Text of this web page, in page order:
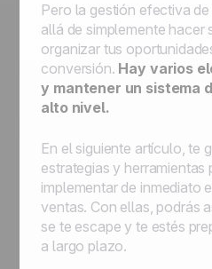
Pero la gestión efectiva
allá de simplemente hacer
organizar tus
conversión. Hay varios
y mantener un sistema
alto nivel.
En el siguiente artículo, te
estrategias y herramientas
implementar de inmediato
ventas. Con ellas, podrás
se te escape y te estés
a largo plazo.